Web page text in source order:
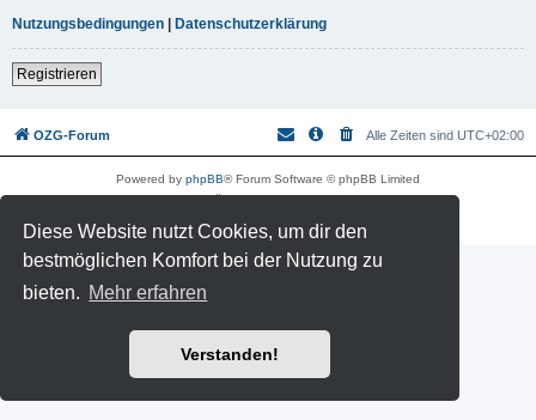
Diese Website nutzt Cookies, um dir den
bestmöglichen Komfort bei der Nutzung zu
bieten. Mehr erfahren
Verstanden!
Nutzungsbedingungen | Datenschutzerklärung
Registrieren
OZG-Forum Alle Zeiten sind UTC+02:00
Powered by phpBB® Forum Software © phpBB Limited
Datenschutz |Nutzungsbedingungen